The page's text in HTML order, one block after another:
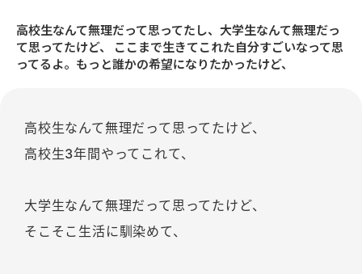
高校生なんて無理だって思ってたし、大学生なんて無理だっ
て思ってたけど、 ここまで生きてこれた自分すごいなって思
ってるよ。もっと誰かの希望になりたかったけど、
高校生なんて無理だって思ってたけど、
高校生3年間やってこれて、
大学生なんて無理だって思ってたけど、
そこそこ生活に馴染めて、